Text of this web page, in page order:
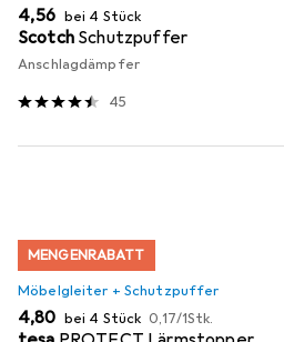
EUR
4,56 bei 4 Stück
Scotch Schutzpuffer
Anschlagdämpfer
45
MENGENRABATT
Möbelgleiter + Schutzpuffer
EUR
4,80 bei 4 Stück EUR
0,17/1Stk.